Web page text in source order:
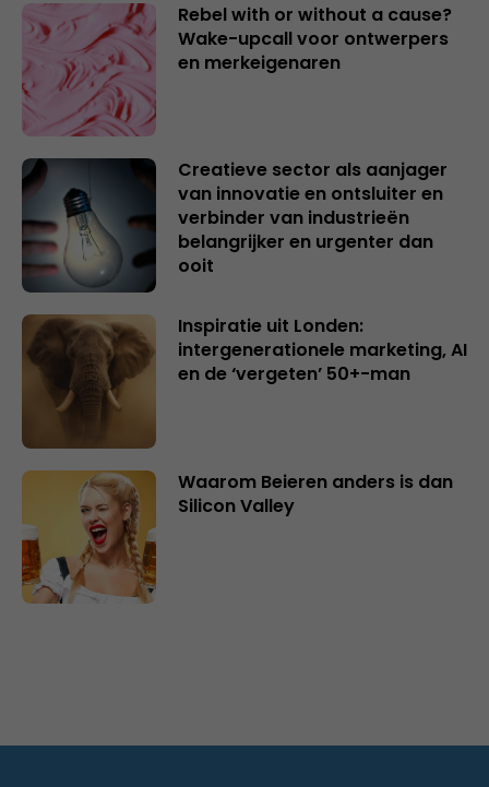
Rebel with or without a cause?
Wake-upcall voor ontwerpers
en merkeigenaren
Creatieve sector als aanjager
van innovatie en ontsluiter en
verbinder van industrieën
belangrijker en urgenter dan
ooit
Inspiratie uit Londen:
intergenerationele marketing, AI
en de ‘vergeten’ 50+-man
Waarom Beieren anders is dan
Silicon Valley